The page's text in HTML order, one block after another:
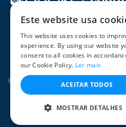
© 2026 CentralGest. Todos os
Este website usa
This website uses cookies to
experience. By using our website
consent to all cookies in
our Cookie Policy. Ler mais
ACEITAR TODOS
MOSTRAR DETALHES